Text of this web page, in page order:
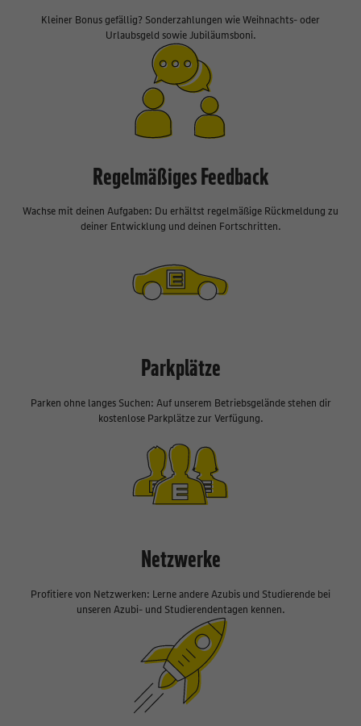
Kleiner Bonus gefällig? Sonderzahlungen wie Weihnachts- oder
Urlaubsgeld sowie Jubiläumsboni.
Regelmäßiges Feedback
Wachse mit deinen Aufgaben: Du erhältst regelmäßige Rückmeldung zu
deiner Entwicklung und deinen Fortschritten.
Parkplätze
Parken ohne langes Suchen: Auf unserem Betriebsgelände stehen dir
kostenlose Parkplätze zur Verfügung.
Netzwerke
Profitiere von Netzwerken: Lerne andere Azubis und Studierende bei
unseren Azubi- und Studierendentagen kennen.